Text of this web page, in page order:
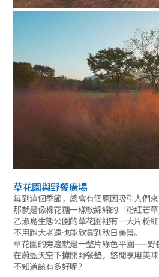
草花園與野餐廣場
每到這個季節，總會有個原因吸引人們來
那就是像棉花糖一樣軟綿綿的「粉紅芒草
乙淑島生態公園的草花園裡有一大片粉紅
不用跑大老遠也能欣賞到秋日美景。
草花園的旁邊就是一整片綠色平園——野
在蔚藍天空下攤開野餐墊，悠閒享用美味
不知道該有多好呢？